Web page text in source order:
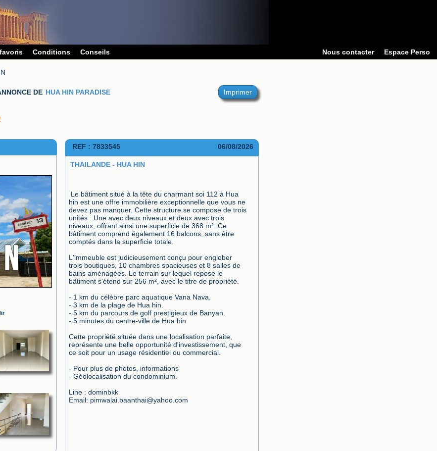
Conditions Conseils Nous contacter Espace Perso
DE HUA HIN PARADISE Imprimer
REF : 7833545 06/08/2026
THAILANDE - HUA HIN
Le bâtiment situé à la tête du charmant soi 112 à Hua
hin est une offre immobilière exceptionnelle que vous ne
devez pas manquer. Cette structure se compose de trois
unités : Une avec deux niveaux et deux avec trois
niveaux, offrant ainsi une superficie de 368 m². Ce
bâtiment comprend également 16 balcons, sans être
comptés dans la superficie totale.
L'immeuble est judicieusement conçu pour englober
trois boutiques, 10 chambres spacieuses et 8 salles de
bains aménagées. Le terrain sur lequel repose le
bâtiment s'étend sur 256 m², avec le titre de propriété.
- 1 km du célèbre parc aquatique Vana Nava.
- 3 km de la plage de Hua hin.
- 5 km du parcours de golf prestigieux de Banyan.
- 5 minutes du centre-ville de Hua hin.
Cette propriété située dans une localisation parfaite,
représente une belle opportunité d'investissement, que
ce soit pour un usage résidentiel ou commercial.
- Pour plus de photos, informations
- Géolocalisation du condominium.
Line : dominbkk
Email: pimwalai.baanthai@yahoo.com